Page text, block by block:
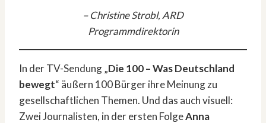
– Christine Strobl, ARD
Programmdirektorin
In der TV-Sendung „Die 100 – Was Deutschland
bewegt“ äußern 100 Bürger ihre Meinung zu
gesellschaftlichen Themen. Und das auch visuell:
Zwei Journalisten, in der ersten FolgeAnna